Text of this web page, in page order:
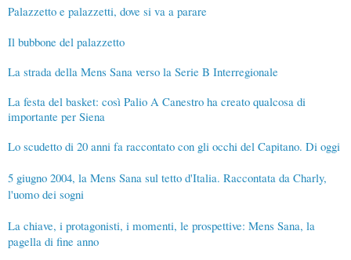
Palazzetto e palazzetti, dove si va a parare
Il bubbone del palazzetto
La strada della Mens Sana verso la Serie B Interregionale
La festa del basket: così Palio A Canestro ha creato qualcosa di
importante per Siena
Lo scudetto di 20 anni fa raccontato con gli occhi del Capitano. Di oggi
5 giugno 2004, la Mens Sana sul tetto d'Italia. Raccontata da Charly,
l'uomo dei sogni
La chiave, i protagonisti, i momenti, le prospettive: Mens Sana, la
pagella di fine anno